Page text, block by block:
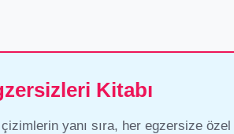
Kitabı
yanı sıra, her egzersize özel